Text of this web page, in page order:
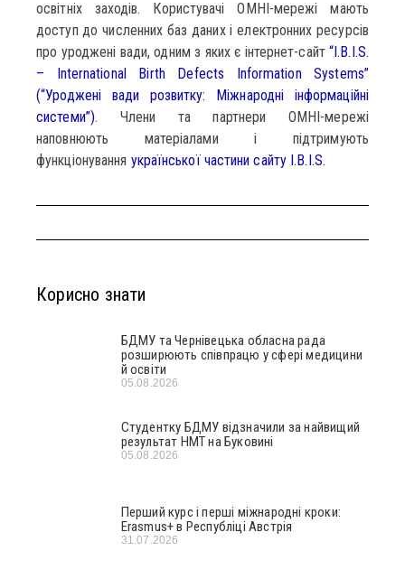
освітніх заходів. Користувачі ОМНІ-мережі мають
доступ до численних баз даних і електронних ресурсів
про уроджені вади, одним з яких є інтернет-сайт“I.B.I.S.
– International Birth Defects Information Systems”
(“Уроджені вади розвитку: Міжнародні інформаційні
системи”). Члени та партнери ОМНІ-мережі
наповнюють матеріалами і підтримують
функціонування української частини сайту I.B.I.S.
Корисно знати
БДМУ та Чернівецька обласна рада
розширюють співпрацю у сфері медицини
й освіти
05.08.2026
Студентку БДМУ відзначили за найвищий
результат НМТ на Буковині
05.08.2026
Перший курс і перші міжнародні кроки:
Erasmus+ в Республіці Австрія
31.07.2026